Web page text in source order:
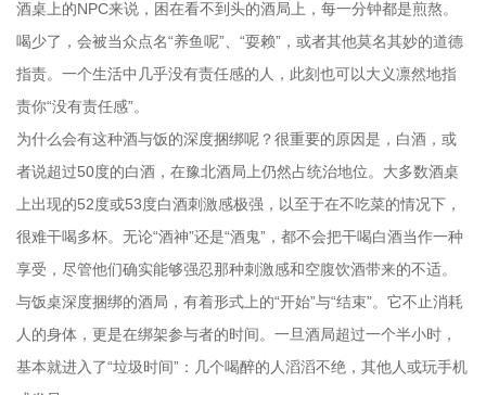
酒桌上的NPC来说，困在看不到头的酒局上，每一分钟都是煎熬。
喝少了，会被当众点名“养鱼呢”、“耍赖”，或者其他莫名其妙的道德
指责。一个生活中几乎没有责任感的人，此刻也可以大义凛然地指
责你“没有责任感”。
为什么会有这种酒与饭的深度捆绑呢？很重要的原因是，白酒，或
者说超过50度的白酒，在豫北酒局上仍然占统治地位。大多数酒桌
上出现的52度或53度白酒刺激感极强，以至于在不吃菜的情况下，
很难干喝多杯。无论“酒神”还是“酒鬼”，都不会把干喝白酒当作一种
享受，尽管他们确实能够强忍那种刺激感和空腹饮酒带来的不适。
与饭桌深度捆绑的酒局，有着形式上的“开始”与“结束”。它不止消耗
人的身体，更是在绑架参与者的时间。一旦酒局超过一个半小时，
基本就进入了“垃圾时间”：几个喝醉的人滔滔不绝，其他人或玩手机